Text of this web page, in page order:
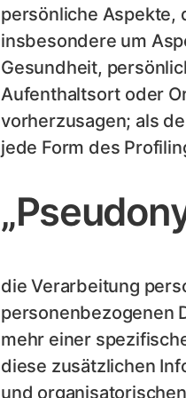
persönliche Aspekte,
insbesondere um
Gesundheit,
Aufenthaltsort oder
vorherzusagen; als
jede Form des
die Verarbeitung
personenbezogenen
mehr einer
diese zusätzlichen
und